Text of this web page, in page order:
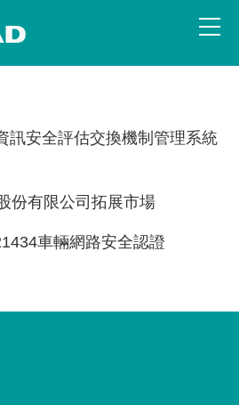
訊安全評估交換機制管理系統
份有限公司拓展市場
車輛網路安全認證